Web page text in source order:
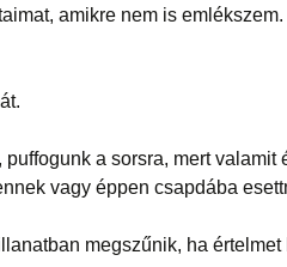
amikre nem is
puffogunk a sorsra, mert
vagy éppen csapdába
megszűnik, ha